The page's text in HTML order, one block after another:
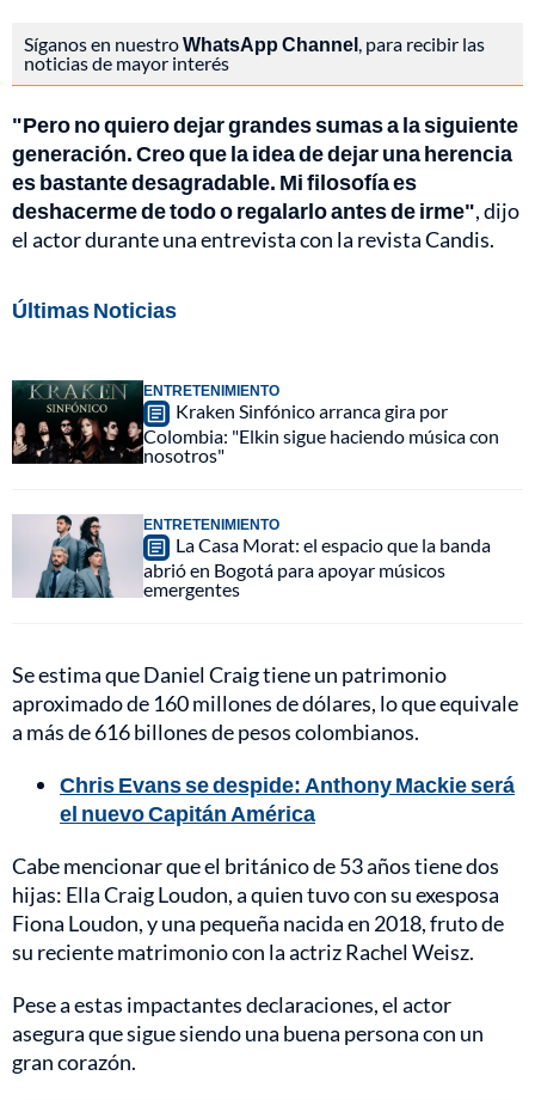
Síganos en nuestroWhatsApp Channel, para recibir las
noticias de mayor interés
"Pero no quiero dejar grandes sumas a la siguiente
generación. Creo que la idea de dejar una herencia
es bastante desagradable. Mi filosofía es
deshacerme de todo o regalarlo antes de irme", dijo
el actor durante una entrevista con la revista Candis.
Últimas Noticias
ENTRETENIMIENTO
Kraken Sinfónico arranca gira por
Colombia: "Elkin sigue haciendo música con
nosotros"
ENTRETENIMIENTO
La Casa Morat: el espacio que la banda
abrió en Bogotá para apoyar músicos
emergentes
Se estima que Daniel Craig tiene un patrimonio
aproximado de 160 millones de dólares, lo que equivale
a más de 616 billones de pesos colombianos.
Chris Evans se despide: Anthony Mackie será
el nuevo Capitán América
Cabe mencionar que el británico de 53 años tiene dos
hijas: Ella Craig Loudon, a quien tuvo con su exesposa
Fiona Loudon, y una pequeña nacida en 2018, fruto de
su reciente matrimonio con la actriz Rachel Weisz.
Pese a estas impactantes declaraciones, el actor
asegura que sigue siendo una buena persona con un
gran corazón.